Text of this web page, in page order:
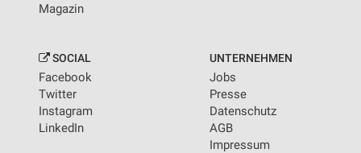
Magazin
SOCIAL
Facebook
Twitter
Instagram
LinkedIn
UNTERNEHMEN
Jobs
Presse
Datenschutz
AGB
Impressum